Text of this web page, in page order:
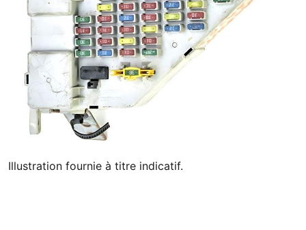
Illustration fournie à titre indicatif.